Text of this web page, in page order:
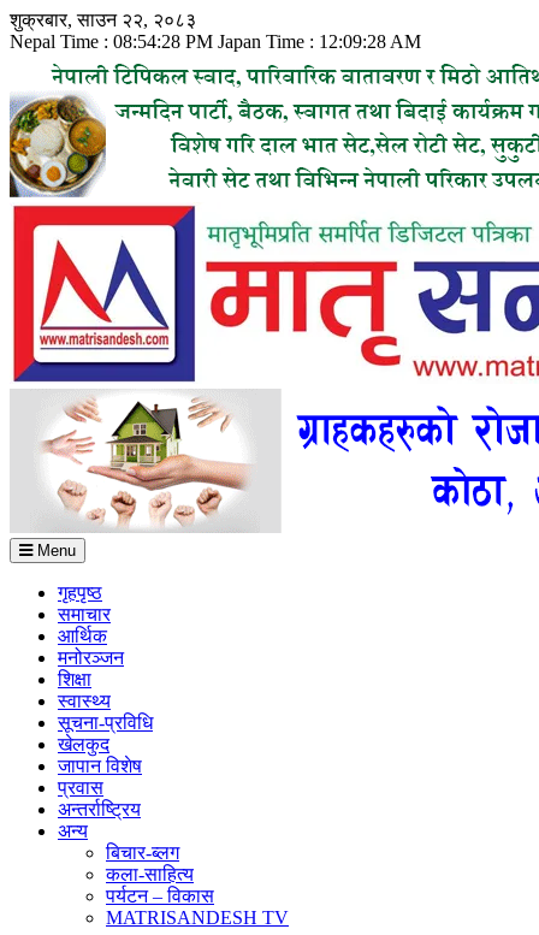
Skip
to
content
शुक्रबार, साउन २२, २०८३
Nepal Time : 08:54:30 PM Japan Time : 12:09:30 AM
Menu
गृहपृष्ठ
समाचार
आर्थिक
मनोरञ्जन
शिक्षा
स्वास्थ्य
सूचना-प्रविधि
खेलकुद
जापान विशेष
प्रवास
अन्तर्राष्ट्रिय
अन्य
बिचार-ब्लग
कला-साहित्य
पर्यटन – विकास
MATRISANDESH TV